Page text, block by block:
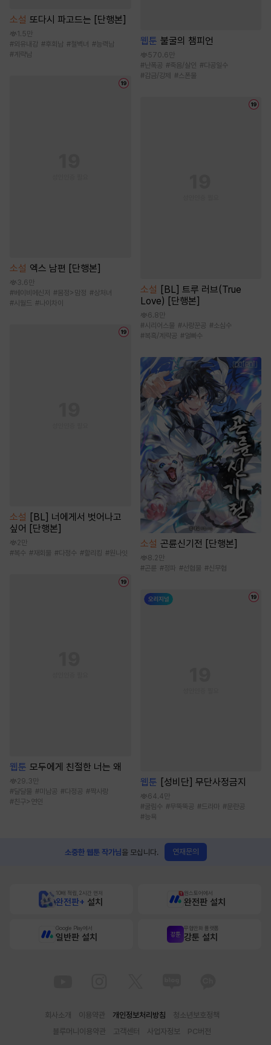
소설 또다시 파고드는 [단행본]
1.5만
#외유내강 #후회남 #철벽녀 #능력남
# 계략남
소설 엑스 남편 [단행본]
3.6만
#베이비메신저 # 몸정>맘정 #상처녀
#시월드 #나이차이
소설 [BL] 너에게서 벗어나고
싶어 [단행본]
2만
#복수 # 재회물 #다정수 # 할리킹 #원나잇
웹툰 모두에게 친절한 너는 왜
29.3만
#달달물 #미남공 #다정공 #짝사랑
#친구>연인
웹툰 불굴의 챔피언
570.6만
#난폭공 #죽음/살인 #다공일수
#감금/강제 #스폰물
소설 [BL] 트루 러브(True
Love) [단행본]
6.8만
#시리어스물 #사랑꾼공 #소심수
#복흑/계략공 #얼빠수
소설 곤륜신기전 [단행본]
8.2만
#곤륜 #정파 #선협물 #신무협
웹툰 [성비단] 무단사정금지
64.4만
#굴림수 #무뚝뚝공 #드라마 #문란공
#능욕
소중한 웹툰 작가님을 모십니다. 연재문의
10배 적립, 2시간 먼저
완전판+ 설치
원스토어에서
완전판 설치
Google Play에서
일반판 설치
무협만화 플랫폼
강툰 설치
회사소개 이용약관 개인정보처리방침
청소년보호정책
블루머니이용약관
고객센터 사업자정보 PC버전